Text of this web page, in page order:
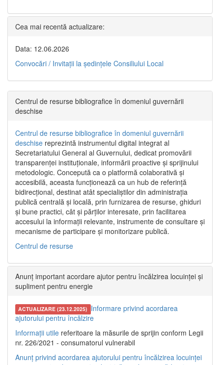
Cea mai recentă actualizare:
Data: 12.06.2026
Convocări / Invitaţii la şedinţele Consiliului Local
Centrul de resurse bibliografice în domeniul guvernării
deschise
Centrul de resurse bibliografice în domeniul guvernării
deschise reprezintă instrumentul digital integrat al
Secretariatului General al Guvernului, dedicat promovării
transparenței instituționale, informării proactive și sprijinului
metodologic. Concepută ca o platformă colaborativă și
accesibilă, aceasta funcționează ca un hub de referință
bidirecțional, destinat atât specialiștilor din administrația
publică centrală și locală, prin furnizarea de resurse, ghiduri
și bune practici, cât și părților interesate, prin facilitarea
accesului la informații relevante, instrumente de consultare și
mecanisme de participare și monitorizare publică.
Centrul de resurse
Anunț important acordare ajutor pentru încălzirea locuinței și
supliment pentru energie
ACTUALIZARE (23.12.2025) Informare privind acordarea
ajutorului pentru încălzire
Informații utile referitoare la măsurile de sprijin conform Legii
nr. 226/2021 - consumatorul vulnerabil
Anunț privind acordarea ajutorului pentru încălzirea locuinței